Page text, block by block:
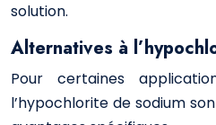
solution.
Alternatives à
Pour certaines
l’hypochlorite de sodium